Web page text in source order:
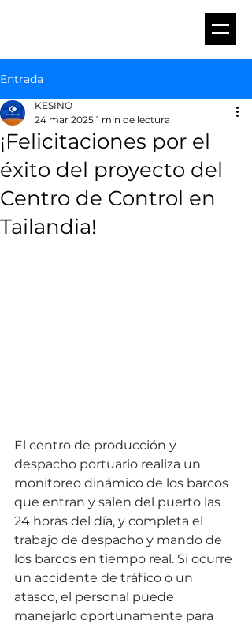
Entrada
¡Felicitaciones por el
éxito del proyecto del
Centro de Control en
Tailandia!
KESINO
24 mar 2025 1 min de lectura
El centro de producción y
despacho portuario realiza un
monitoreo dinámico de los barcos
que entran y salen del puerto las
24 horas del día, y completa el
trabajo de despacho y mando de
los barcos en tiempo real. Si ocurre
un accidente de tráfico o un
atasco, el personal puede
manejarlo oportunamente para